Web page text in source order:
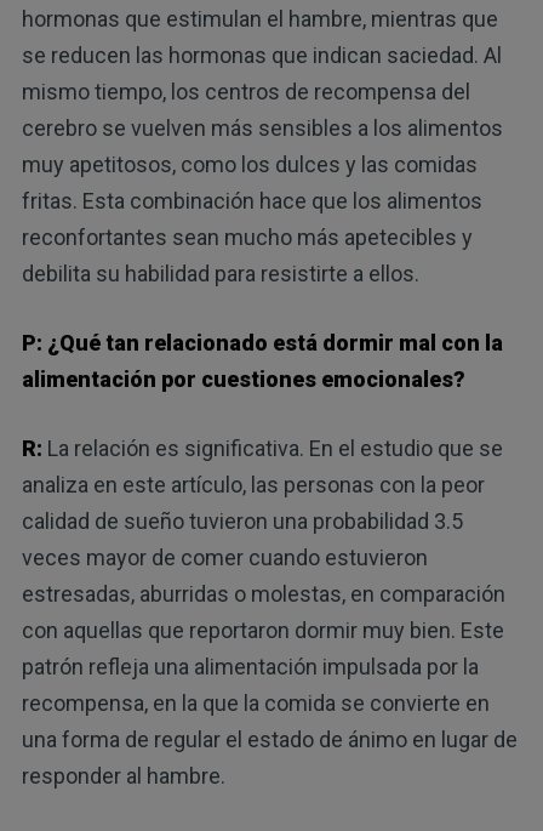
hormonas que estimulan el hambre, mientras que
se reducen las hormonas que indican saciedad. Al
mismo tiempo, los centros de recompensa del
cerebro se vuelven más sensibles a los alimentos
muy apetitosos, como los dulces y las comidas
fritas. Esta combinación hace que los alimentos
reconfortantes sean mucho más apetecibles y
debilita su habilidad para resistirte a ellos.
P: ¿Qué tan relacionado está dormir mal con la
alimentación por cuestiones emocionales?
R: La relación es significativa. En el estudio que se
analiza en este artículo, las personas con la peor
calidad de sueño tuvieron una probabilidad 3.5
veces mayor de comer cuando estuvieron
estresadas, aburridas o molestas, en comparación
con aquellas que reportaron dormir muy bien. Este
patrón refleja una alimentación impulsada por la
recompensa, en la que la comida se convierte en
una forma de regular el estado de ánimo en lugar de
responder al hambre.